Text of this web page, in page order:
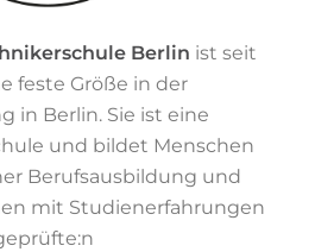
Berlin ist seit
feste Größe in der
in Berlin. Sie ist eine
und bildet Menschen
Berufsausbildung und
mit Studienerfahrungen